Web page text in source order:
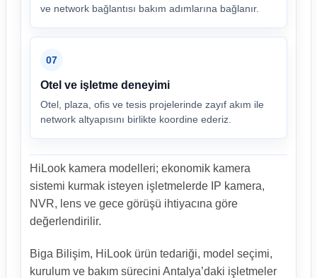
ve network bağlantısı bakım adımlarına bağlanır.
07
Otel ve işletme deneyimi
Otel, plaza, ofis ve tesis projelerinde zayıf akım ile
network altyapısını birlikte koordine ederiz.
HiLook kamera modelleri; ekonomik kamera
sistemi kurmak isteyen işletmelerde IP kamera,
NVR, lens ve gece görüşü ihtiyacına göre
değerlendirilir.
Biga Bilişim, HiLook ürün tedariği, model seçimi,
kurulum ve bakım sürecini Antalya’daki işletmeler